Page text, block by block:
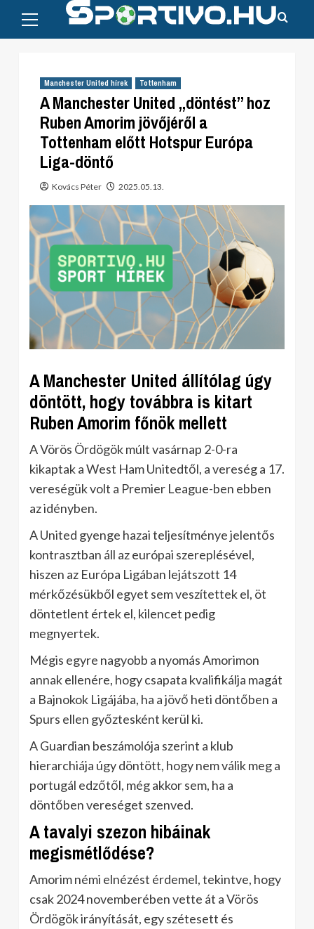
content
Menu
Manchester United hírek Tottenham
A Manchester United „döntést” hoz
Ruben Amorim jövőjéről a
Tottenham előtt Hotspur Európa
Liga-döntő
Kovács Péter 2025.05.13.
A Manchester United állítólag úgy
döntött, hogy továbbra is kitart
Ruben Amorim főnök mellett
A Vörös Ördögök múlt vasárnap 2-0-ra
kikaptak a West Ham Unitedtől, a vereség a 17.
vereségük volt a Premier League-ben ebben
az idényben.
A United gyenge hazai teljesítménye jelentős
kontrasztban áll az európai szereplésével,
hiszen az Európa Ligában lejátszott 14
mérkőzésükből egyet sem veszítettek el, öt
döntetlent értek el, kilencet pedig
megnyertek.
Mégis egyre nagyobb a nyomás Amorimon
annak ellenére, hogy csapata kvalifikálja magát
a Bajnokok Ligájába, ha a jövő heti döntőben a
Spurs ellen győztesként kerül ki.
A Guardian beszámolója szerint a klub
hierarchiája úgy döntött, hogy nem válik meg a
portugál edzőtől, még akkor sem, ha a
döntőben vereséget szenved.
A tavalyi szezon hibáinak
megismétlődése?
Amorim némi elnézést érdemel, tekintve, hogy
csak 2024 novemberében vette át a Vörös
Ördögök irányítását, egy szétesett és